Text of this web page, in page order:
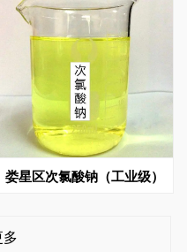
娄星区次氯酸钠（工业级）